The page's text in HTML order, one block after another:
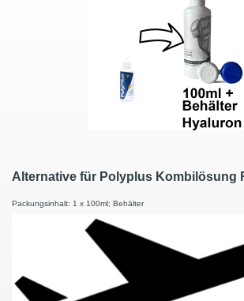
Packungsinhalt: 1 x 100ml; Behälter